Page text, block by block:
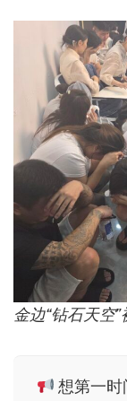
金边“钻石天空
想第一时